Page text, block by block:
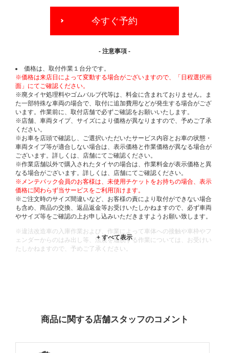
今すぐ予約
- 注意事項 -
価格は、取付作業１台分です。
※価格は来店日によって変動する場合がございますので、「日程選択画
面」にてご確認ください。
※廃タイヤ処理料やゴムバルブ代等は、料金に含まれておりません。ま
た一部特殊な車両の場合で、取付に追加費用などが発生する場合がござ
います。作業前に、取付店舗で必ずご確認をお願いいたします。
※店舗、車両タイプ、サイズにより価格が異なりますので、予めご了承
ください。
※お車を店頭で確認し、ご選択いただいたサービス内容とお車の状態・
車両タイプ等が適合しない場合は、表示価格と作業価格が異なる場合が
ございます。詳しくは、店舗にてご確認ください。
※作業店舗以外で購入されたタイヤの場合は、作業料金が表示価格と異
なる場合がございます。詳しくは、店舗にてご確認ください。
※メンテパック会員のお客様は、未使用チケットをお持ちの場合、表示
価格に関わらず当サービスをご利用頂けます。
※ご注文時のサイズ間違いなど、お客様の責により取付ができない場合
も含め、商品の交換、返品返金等お受けいたしかねますので、必ず車両
やサイズ等をご確認の上お申し込みいただきますようお願い致します。
※違法改造車の入庫作業および、作業によって車体への接触や車枠やフ
ェンダーからのはみ出し等、法規を逸脱する作業については、お受けい
たしかねますので、予めご了承ください。
商品に関する店舗スタッフのコメント